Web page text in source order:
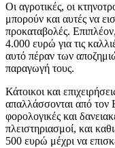
Οι αγροτικές, οι
μπορούν και αυτές να
προκαταβολές.
4.000 ευρώ για τις
αυτό πέραν των
παραγωγή τους.
Κάτοικοι και
απαλλάσσονται από τον
φορολογικές και
πλειστηριασμοί, και
500 ευρώ μέχρι να